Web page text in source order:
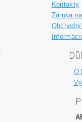
Kontakty
Záruka
O